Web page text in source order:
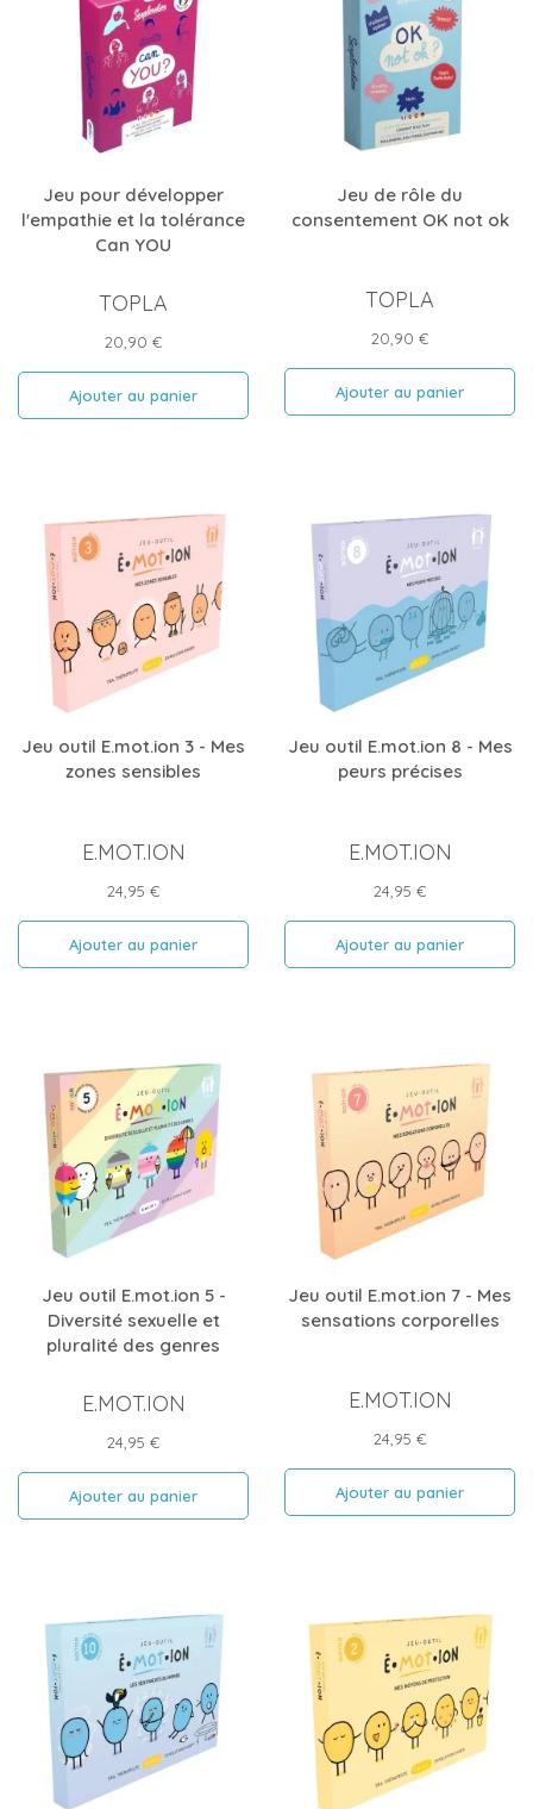
Jeu pour développer
l'empathie et la tolérance
Can YOU
TOPLA
Prix
20,90 €
Ajouter au panier
Jeu de rôle du
consentement OK not ok
TOPLA
Prix
20,90 €
Ajouter au panier
Jeu outil E.mot.ion 3 - Mes
zones sensibles
E.MOT.ION
Prix
24,95 €
Ajouter au panier
Jeu outil E.mot.ion 8 - Mes
peurs précises
E.MOT.ION
Prix
24,95 €
Ajouter au panier
Jeu outil E.mot.ion 5 -
Diversité sexuelle et
pluralité des genres
E.MOT.ION
Prix
24,95 €
Ajouter au panier
Jeu outil E.mot.ion 7 - Mes
sensations corporelles
E.MOT.ION
Prix
24,95 €
Ajouter au panier